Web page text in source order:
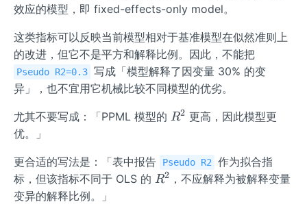
het
a})
at
het
a}_
{0})
效应的模型，即 fixed-effects-only model。
这类指标可以反映当前模型相对于基准模型在似然准则上
的改进，但它不是平方和解释比例。因此，不能把
Pseudo R2=0.3 写成「模型解释了因变量 30% 的变
异」，也不宜用它机械比较不同模型的优劣。
尤其不要写成：「PPML 模型的 R^
R2 更高，因此模型更
优。」
更合适的写法是：「表中报告 Pseudo R2
作为拟合指
标，但该指标不同于 OLS 的 R^
R2 ，不应解释为被解释变量
变异的解释比例。」